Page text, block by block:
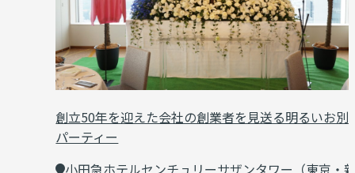
創立50年を迎えた会社の創業者を見送る明るいお別
パーティー